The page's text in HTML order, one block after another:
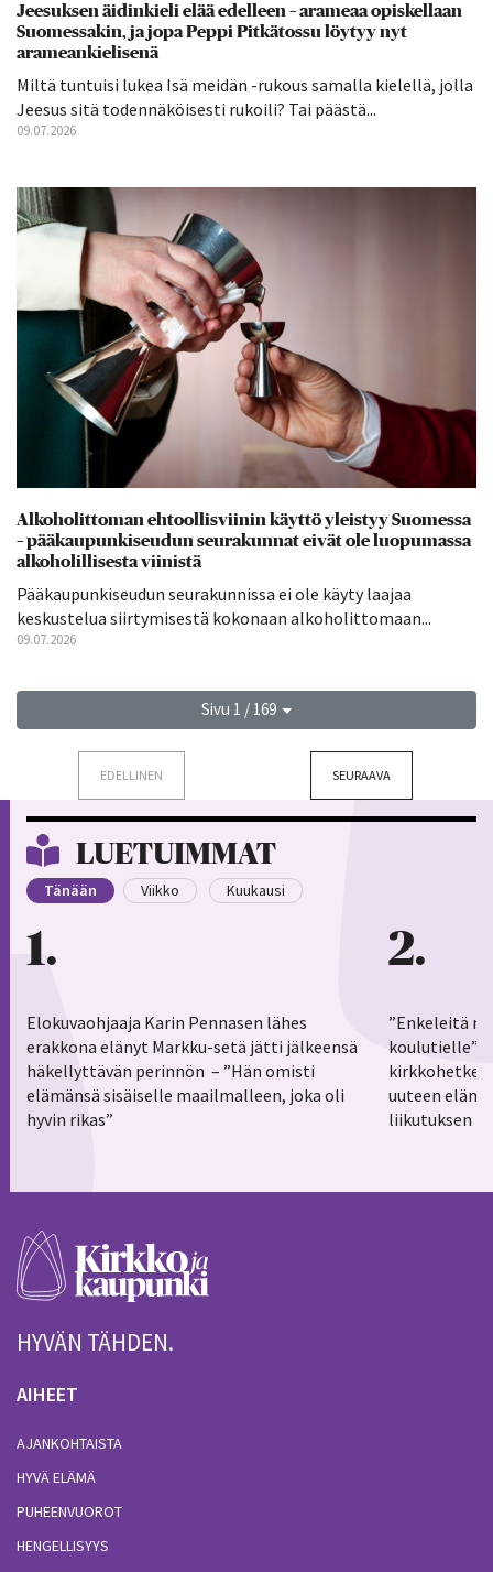
Jeesuksen äidinkieli elää edelleen – arameaa opiskellaan
Suomessakin, ja jopa Peppi Pitkätossu löytyy nyt
arameankielisenä
Miltä tuntuisi lukea Isä meidän -rukous samalla kielellä, jolla
Jeesus sitä todennäköisesti rukoili? Tai päästä...
09.07.2026
Alkoholittoman ehtoollisviinin käyttö yleistyy Suomessa
– pääkaupunkiseudun seurakunnat eivät ole luopumassa
alkoholillisesta viinistä
Pääkaupunkiseudun seurakunnissa ei ole käyty laajaa
keskustelua siirtymisestä kokonaan alkoholittomaan...
09.07.2026
Sivu 1 / 169
EDELLINEN SEURAAVA
LUETUIMMAT
Tänään Viikko Kuukausi
1
Elokuvaohjaaja Karin Pennasen lähes
erakkona elänyt Markku-setä jätti jälkeensä
häkellyttävän perinnön – ”Hän omisti
elämänsä sisäiselle maailmalleen, joka oli
hyvin rikas”
2
”Enkeleitä
koulutielle”–
uuteen
liikutuksen
HYVÄN TÄHDEN.
AIHEET
AJANKOHTAISTA
HYVÄ ELÄMÄ
PUHEENVUOROT
HENGELLISYYS